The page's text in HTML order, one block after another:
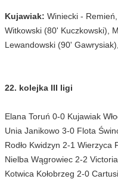
Kujawiak: Winiecki -
Witkowski (80' Kuczkowski),
Lewandowski (90'
22. kolejka III ligi
Elana Toruń 0-0 Kujawiak
Unia Janikowo 3-0 Flota
Rodło Kwidzyn 2-1 Wierzyca
Nielba Wągrowiec 2-2
Kotwica Kołobrzeg 2-0